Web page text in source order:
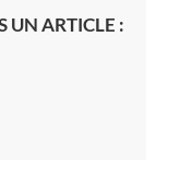
UN ARTICLE :